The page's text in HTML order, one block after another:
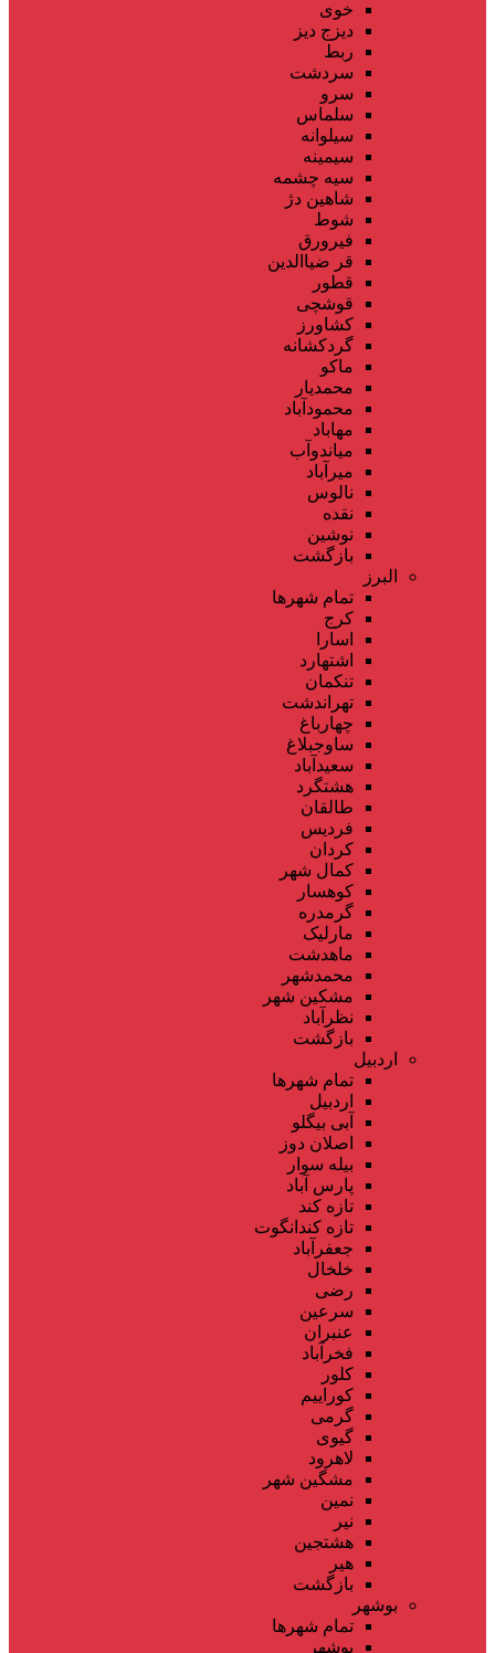
خوی
دیزج دیز
ربط
سردشت
سرو
سلماس
سیلوانه
سیمینه
سیه چشمه
شاهین دژ
شوط
فیرورق
قر ضیاالدین
قطور
قوشچی
کشاورز
گردکشانه
ماکو
محمدیار
محمودآباد
مهاباد
میاندوآب
میرآباد
نالوس
نقده
نوشین
بازگشت
البرز
تمام شهر‌ها
کرج
اسارا
اشتهارد
تنکمان
تهراندشت
چهارباغ
ساوجبلاغ
سعیدآباد
هشتگرد
طالقان
فردیس
کردان
کمال شهر
کوهسار
گرمدره
مارلیک
ماهدشت
محمدشهر
مشکین شهر
نظرآباد
بازگشت
اردبیل
تمام شهر‌ها
اردبیل
آبی بیگلو
اصلان دوز
بیله سوار
پارس آباد
تازه کند
تازه کندانگوت
جعفرآباد
خلخال
رضی
سرعین
عنبران
فخرآباد
کلور
کوراییم
گرمی
گیوی
لاهرود
مشگین شهر
نمین
نیر
هشتجین
هیر
بازگشت
بوشهر
تمام شهر‌ها
بوشهر